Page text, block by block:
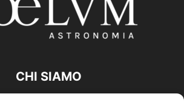
CHI SIAMO